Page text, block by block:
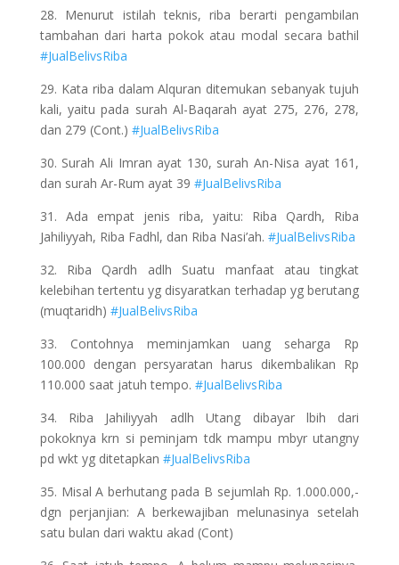
28. Menurut istilah teknis, riba berarti pengambilan
tambahan dari harta pokok atau modal secara bathil
#JualBelivsRiba
29. Kata riba dalam Alquran ditemukan sebanyak tujuh
kali, yaitu pada surah Al-Baqarah ayat 275, 276, 278,
dan 279 (Cont.) #JualBelivsRiba
30. Surah Ali Imran ayat 130, surah An-Nisa ayat 161,
dan surah Ar-Rum ayat 39 #JualBelivsRiba
31. Ada empat jenis riba, yaitu: Riba Qardh, Riba
Jahiliyyah, Riba Fadhl, dan Riba Nasi’ah. #JualBelivsRiba
32. Riba Qardh adlh Suatu manfaat atau tingkat
kelebihan tertentu yg disyaratkan terhadap yg berutang
(muqtaridh) #JualBelivsRiba
33. Contohnya meminjamkan uang seharga Rp
100.000 dengan persyaratan harus dikembalikan Rp
110.000 saat jatuh tempo. #JualBelivsRiba
34. Riba Jahiliyyah adlh Utang dibayar lbih dari
pokoknya krn si peminjam tdk mampu mbyr utangny
pd wkt yg ditetapkan #JualBelivsRiba
35. Misal A berhutang pada B sejumlah Rp. 1.000.000,-
dgn perjanjian: A berkewajiban melunasinya setelah
satu bulan dari waktu akad (Cont)